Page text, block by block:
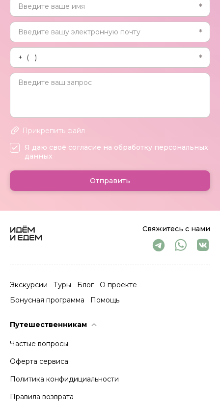
Свяжитесь с нами
Экскурсии Туры Блог
О проекте
Бонусная программа
Помощь
Путешественникам
Частые вопросы
Оферта сервиса
Политика конфидициальности
Правила возврата
Прикрепить файл
Я даю своё согласие на обработку персональных
данных
Отправить